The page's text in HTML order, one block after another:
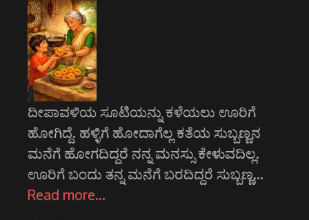
ದೀಪಾವಳಿಯ ಸೂಟಿಯನ್ನು ಕಳೆಯಲು ಊರಿಗೆ
ಹೋಗಿದ್ದೆ. ಹಳ್ಳಿಗೆ ಹೋದಾಗೆಲ್ಲ ಕತೆಯ ಸುಬ್ಬಣ್ಣನ
ಮನೆಗೆ ಹೋಗದಿದ್ದರೆ ನನ್ನ ಮನಸ್ಸು ಕೇಳುವದಿಲ್ಲ.
ಊರಿಗೆ ಬಂದು ತನ್ನ ಮನೆಗೆ ಬರದಿದ್ದರೆ ಸುಬ್ಬಣ್ಣ…
Read more…